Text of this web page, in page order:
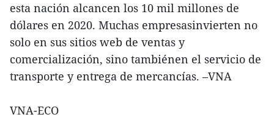
esta nación alcancen los 10 mil millones de
dólares en 2020. Muchas empresasinvierten no
solo en sus sitios web de ventas y
comercialización, sino tambiénen el servicio de
transporte y entrega de mercancías. –VNA
VNA-ECO